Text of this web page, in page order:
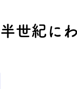
世紀に